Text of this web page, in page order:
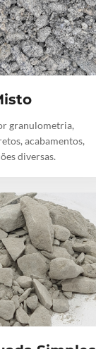
granulometria,
acabamentos,
diversas.